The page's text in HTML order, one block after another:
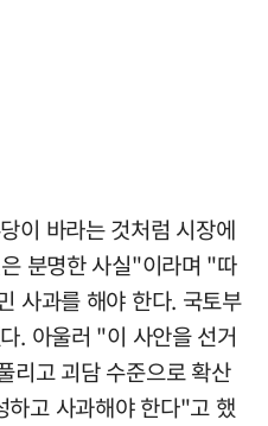
이 바라는 것처럼 시장에
분명한 사실"이라며 "따
사과를 해야 한다. 국토부
. 아울러 "이 사안을 선거
리고 괴담 수준으로 확산
하고 사과해야 한다"고 했